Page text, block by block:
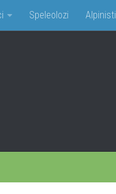
Speleolozi Alpinisti